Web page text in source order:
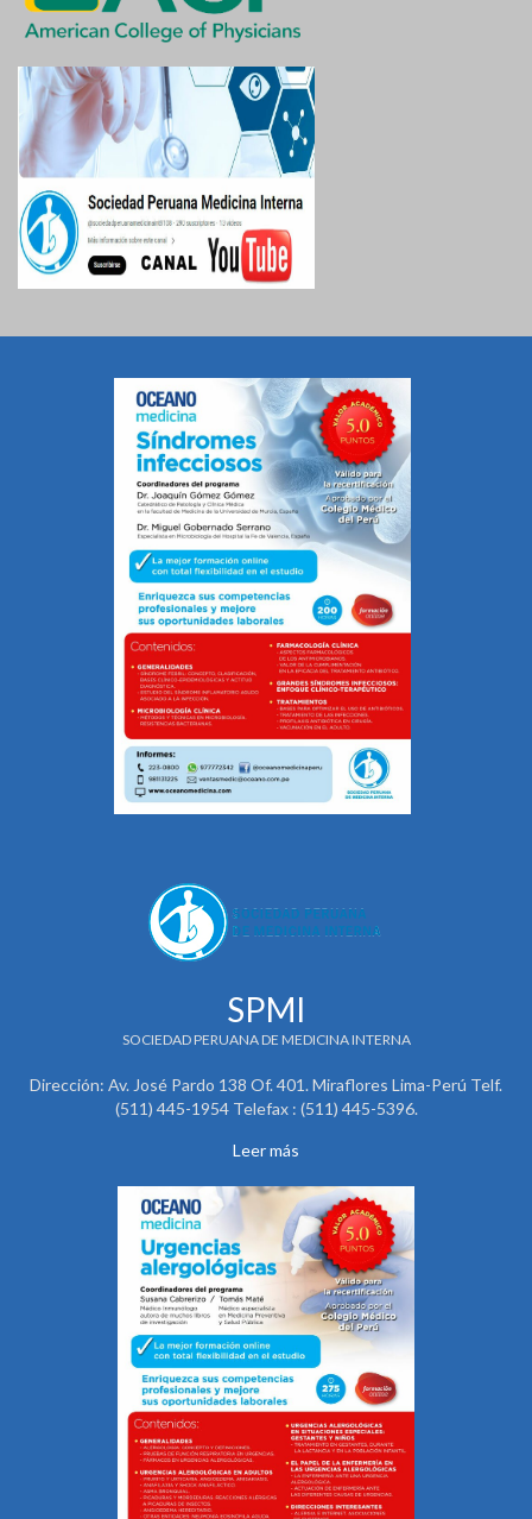
SPMI
SOCIEDAD PERUANA DE MEDICINA INTERNA
Dirección: Av. José Pardo 138 Of. 401. Miraflores Lima-Perú Telf.
(511) 445-1954 Telefax : (511) 445-5396.
Leer más